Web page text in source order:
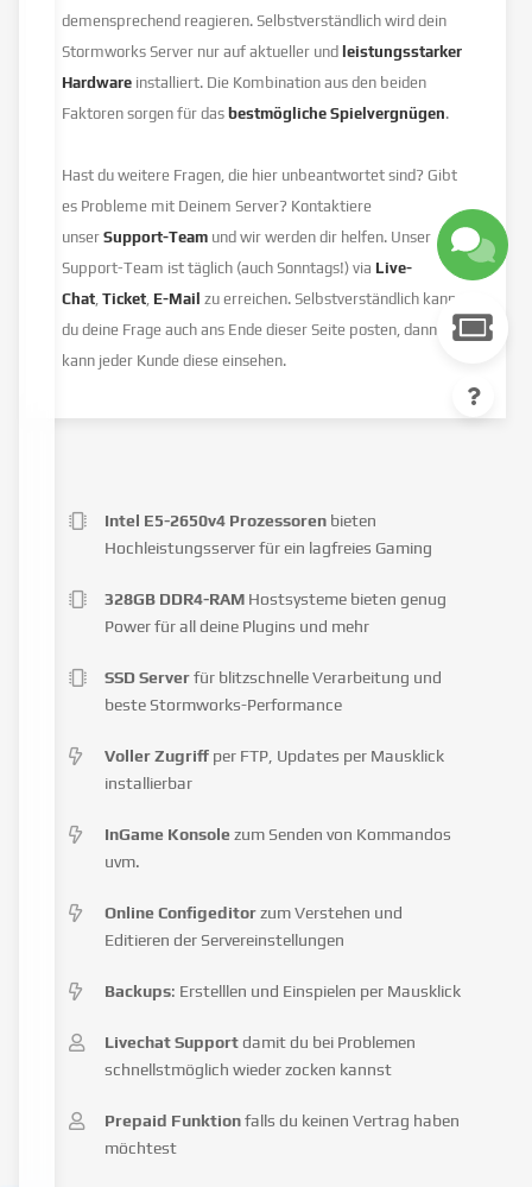
demensprechend reagieren. Selbstverständlich wird dein
Stormworks Server nur auf aktueller und leistungsstarker
Hardware installiert. Die Kombination aus den beiden
Faktoren sorgen für dasbestmögliche Spielvergnügen.
Hast du weitere Fragen, die hier unbeantwortet sind? Gibt
es Probleme mit Deinem Server? Kontaktiere
unserSupport-Team und wir werden dir helfen. Unser
Support-Team ist täglich (auch Sonntags!) via Live-
Chat ,Ticket E-Mail zu erreichen. Selbstverständlich kannst
du deine Frage auch ans Ende dieser Seite posten, dann
kann jeder Kunde diese einsehen.
Intel E5-2650v4 Prozessoren bieten
Hochleistungsserver für ein lagfreies Gaming
328GB DDR4-RAM Hostsysteme bieten genug
Power für all deine Plugins und mehr
SSD Serverfür blitzschnelle Verarbeitung und
beste Stormworks-Performance
Voller Zugriff per FTP, Updates per Mausklick
installierbar
InGame Konsole zum Senden von Kommandos
uvm.
Online Configeditorzum Verstehen und
Editieren der Servereinstellungen
Backups: Erstelllen und Einspielen per Mausklick
Livechat Support damit du bei Problemen
schnellstmöglich wieder zocken kannst
Prepaid Funktionfalls du keinen Vertrag haben
möchtest